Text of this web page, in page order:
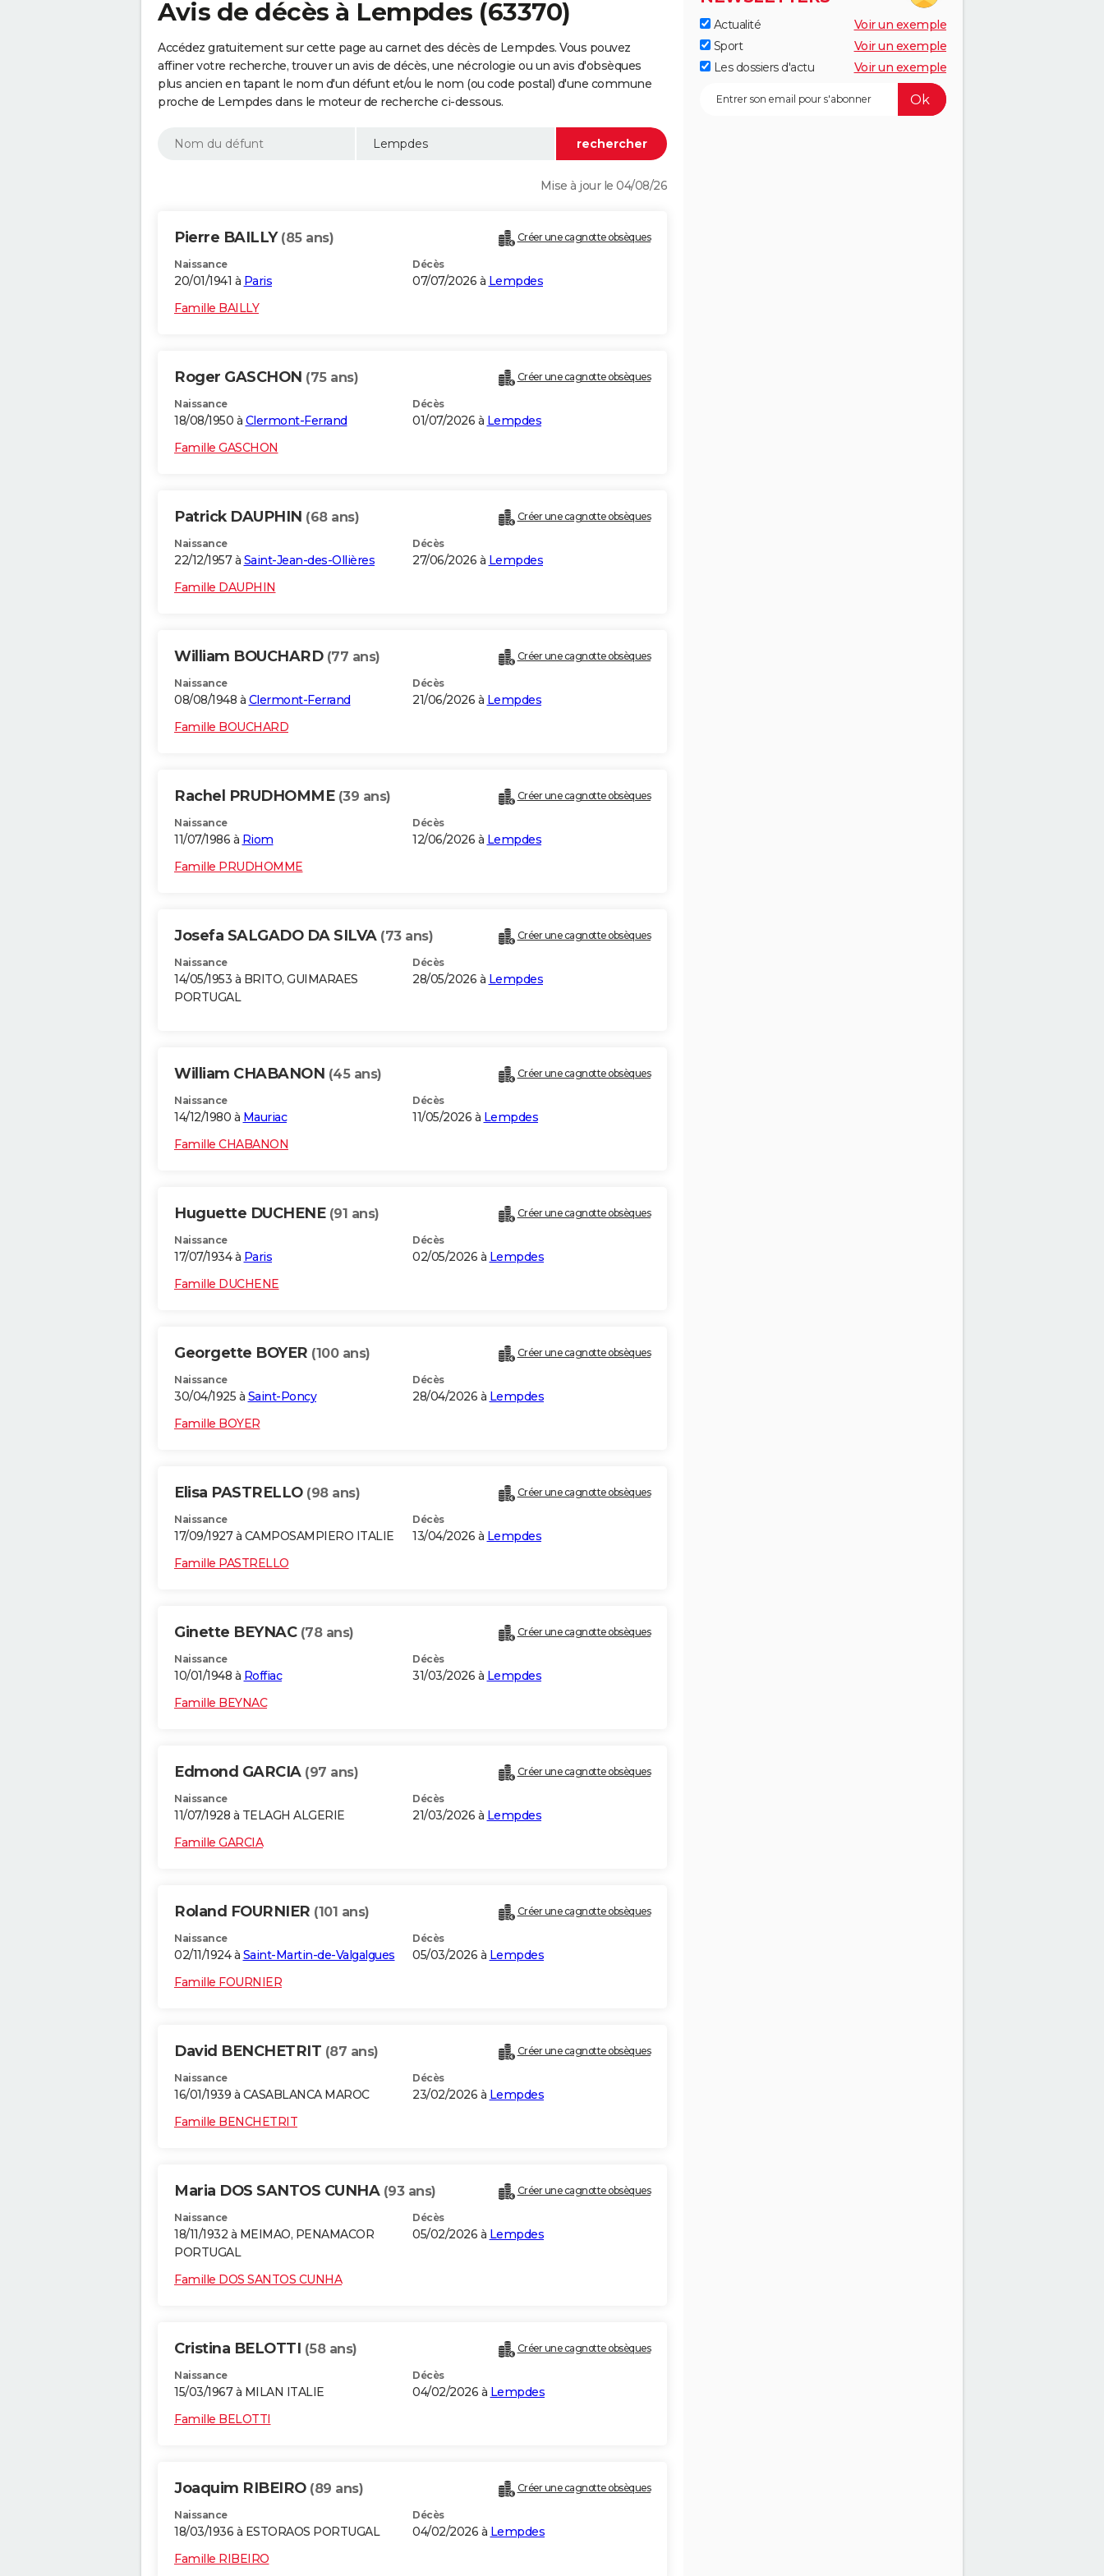
Avis de décès à Lempdes (63370)
Accédez gratuitement sur cette page au carnet des décès de Lempdes. Vous pouvez
affiner votre recherche, trouver un avis de décès, une nécrologie ou un avis d'obsèques
plus ancien en tapant le nom d'un défunt et/ou le nom (ou code postal) d'une commune
proche de Lempdes dans le moteur de recherche ci-dessous.
Mise à jour le 04/08/26
Pierre BAILLY (85 ans) Créer une cagnotte obsèques
Naissance
20/01/1941 à Paris
Décès
07/07/2026 à Lempdes
Famille BAILLY
Roger GASCHON (75 ans) Créer une cagnotte obsèques
Naissance
18/08/1950 à Clermont-Ferrand
Décès
01/07/2026 à Lempdes
Famille GASCHON
Patrick DAUPHIN (68 ans) Créer une cagnotte obsèques
Naissance
22/12/1957 à Saint-Jean-des-Ollières
Décès
27/06/2026 à Lempdes
Famille DAUPHIN
William BOUCHARD (77 ans) Créer une cagnotte obsèques
Naissance
08/08/1948 à Clermont-Ferrand
Décès
21/06/2026 à Lempdes
Famille BOUCHARD
Rachel PRUDHOMME (39 ans) Créer une cagnotte obsèques
Naissance
11/07/1986 à Riom
Décès
12/06/2026 à Lempdes
Famille PRUDHOMME
Josefa SALGADO DA SILVA (73 ans) Créer une cagnotte obsèques
Naissance
14/05/1953 à BRITO, GUIMARAES
PORTUGAL
Décès
28/05/2026 à Lempdes
William CHABANON (45 ans) Créer une cagnotte obsèques
Naissance
14/12/1980 à Mauriac
Décès
11/05/2026 à Lempdes
Famille CHABANON
Huguette DUCHENE (91 ans) Créer une cagnotte obsèques
Naissance
17/07/1934 à Paris
Décès
02/05/2026 à Lempdes
Famille DUCHENE
Georgette BOYER (100 ans) Créer une cagnotte obsèques
Naissance
30/04/1925 à Saint-Poncy
Décès
28/04/2026 à Lempdes
Famille BOYER
Elisa PASTRELLO (98 ans) Créer une cagnotte obsèques
Naissance
17/09/1927 à CAMPOSAMPIERO ITALIE
Décès
13/04/2026 à Lempdes
Famille PASTRELLO
Ginette BEYNAC (78 ans) Créer une cagnotte obsèques
Naissance
10/01/1948 à Roffiac
Décès
31/03/2026 à Lempdes
Famille BEYNAC
Edmond GARCIA (97 ans) Créer une cagnotte obsèques
Naissance
11/07/1928 à TELAGH ALGERIE
Décès
21/03/2026 à Lempdes
Famille GARCIA
Roland FOURNIER (101 ans) Créer une cagnotte obsèques
Naissance
02/11/1924 à Saint-Martin-de-Valgalgues
Décès
05/03/2026 à Lempdes
Famille FOURNIER
David BENCHETRIT (87 ans) Créer une cagnotte obsèques
Naissance
16/01/1939 à CASABLANCA MAROC
Décès
23/02/2026 à Lempdes
Famille BENCHETRIT
Maria DOS SANTOS CUNHA (93 ans) Créer une cagnotte obsèques
Naissance
18/11/1932 à MEIMAO, PENAMACOR
PORTUGAL
Décès
05/02/2026 à Lempdes
Famille DOS SANTOS CUNHA
Cristina BELOTTI (58 ans) Créer une cagnotte obsèques
Naissance
15/03/1967 à MILAN ITALIE
Décès
04/02/2026 à Lempdes
Famille BELOTTI
Joaquim RIBEIRO (89 ans) Créer une cagnotte obsèques
Naissance
18/03/1936 à ESTORAOS PORTUGAL
Décès
04/02/2026 à Lempdes
Famille RIBEIRO
Actualité
Voir un exemple
Sport
Voir un exemple
Les dossiers d'actu
Voir un exemple